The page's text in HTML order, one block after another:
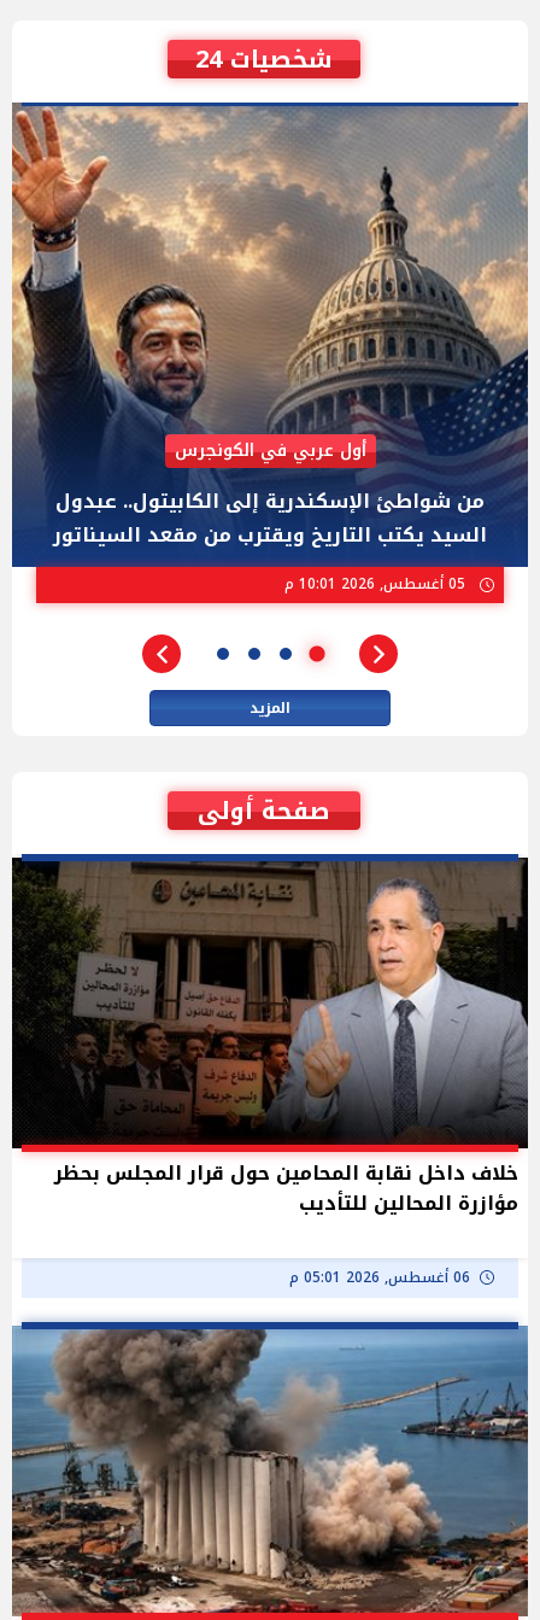
شخصيات 24
AIPAC رصدت 30 مليون دولار لإضعافه
"عبد الرحمن السيد" المصري الذى يواجه "هايلي
ستيفنز" وإيباك الاسرائيلية بإنتخابات ميشيجان
المزيد
صفحة أولى
خلاف داخل نقابة المحامين حول قرار المجلس بحظر
مؤازرة المحالين للتأديب
06 أغسطس, 2026 05:01 م